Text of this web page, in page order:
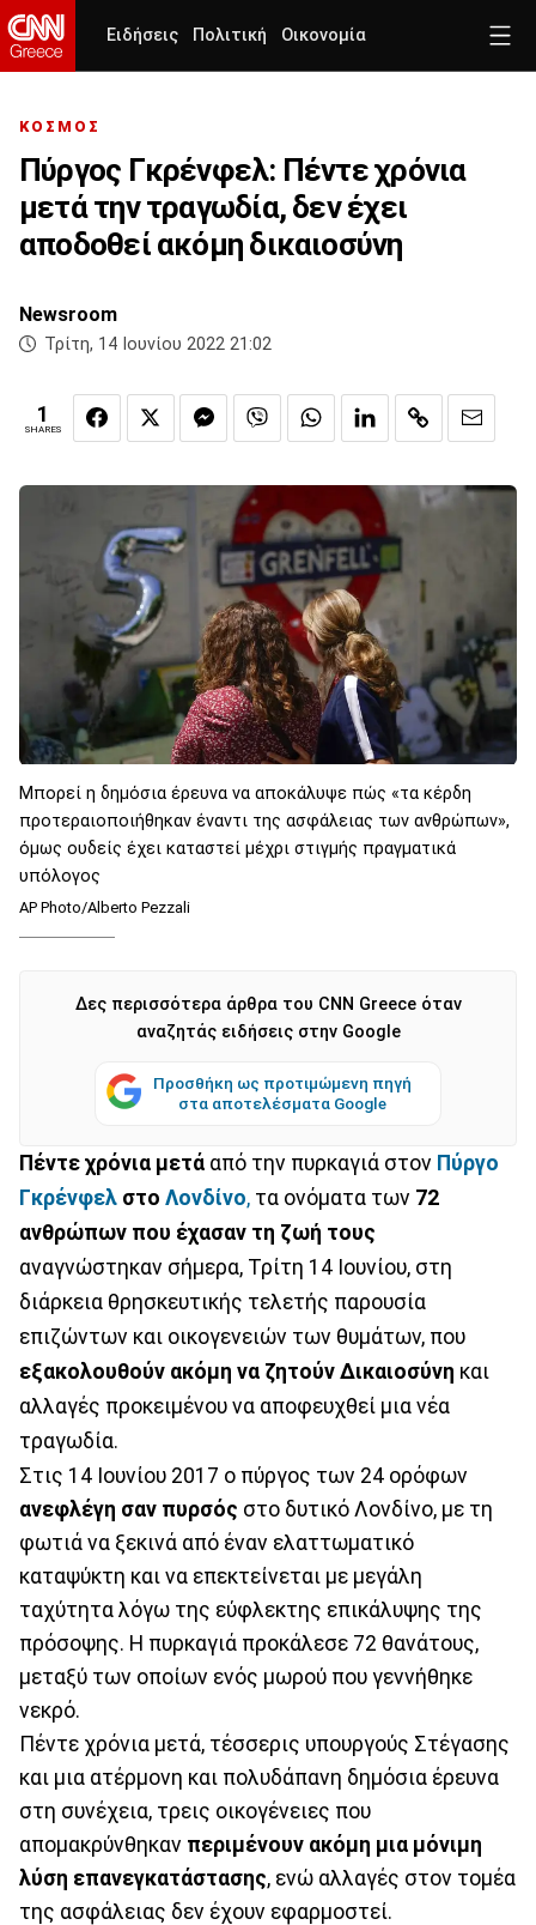
Ειδήσεις Πολιτική Οικονομία
ΚΟΣΜΟΣ
Πύργος Γκρένφελ: Πέντε χρόνια
μετά την τραγωδία, δεν έχει
αποδοθεί ακόμη δικαιοσύνη
Newsroom
Τρίτη, 14 Ιουνίου 2022 21:02
1
SHARES
Μπορεί η δημόσια έρευνα να αποκάλυψε πώς «τα κέρδη
προτεραιοποιήθηκαν έναντι της ασφάλειας των ανθρώπων»,
όμως ουδείς έχει καταστεί μέχρι στιγμής πραγματικά
υπόλογος
AP Photo/Alberto Pezzali
Δες περισσότερα άρθρα του CNN Greece όταν
αναζητάς ειδήσεις στην Google
Προσθήκη ως προτιμώμενη πηγή
στα αποτελέσματα Google
Πέντε χρόνια μετά από την πυρκαγιά στον Πύργο
Γκρένφελ στο Λονδίνο, τα ονόματα των 72
ανθρώπων που έχασαν τη ζωή τους
αναγνώστηκαν σήμερα, Τρίτη 14 Ιουνίου, στη
διάρκεια θρησκευτικής τελετής παρουσία
επιζώντων και οικογενειών των θυμάτων, που
εξακολουθούν ακόμη να ζητούν Δικαιοσύνη και
αλλαγές προκειμένου να αποφευχθεί μια νέα
τραγωδία.
Στις 14 Ιουνίου 2017 ο πύργος των 24 ορόφων
ανεφλέγη σαν πυρσός στο δυτικό Λονδίνο, με τη
φωτιά να ξεκινά από έναν ελαττωματικό
καταψύκτη και να επεκτείνεται με μεγάλη
ταχύτητα λόγω της εύφλεκτης επικάλυψης της
πρόσοψης. Η πυρκαγιά προκάλεσε 72 θανάτους,
μεταξύ των οποίων ενός μωρού που γεννήθηκε
νεκρό.
Πέντε χρόνια μετά, τέσσερις υπουργούς Στέγασης
και μια ατέρμονη και πολυδάπανη δημόσια έρευνα
στη συνέχεια, τρεις οικογένειες που
απομακρύνθηκαν περιμένουν ακόμη μια μόνιμη
λύση επανεγκατάστασης, ενώ αλλαγές στον τομέα
της ασφάλειας δεν έχουν εφαρμοστεί.